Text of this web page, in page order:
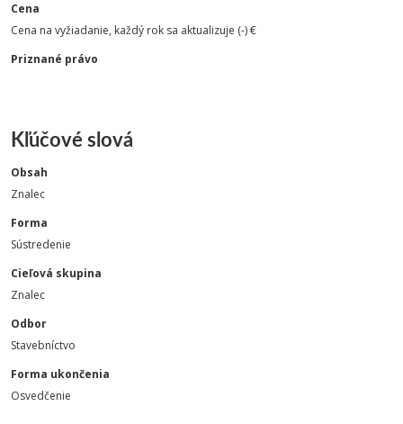
Cena
Cena na vyžiadanie, každý rok sa aktualizuje (-) €
Priznané právo
Kľúčové slová
Obsah
Znalec
Forma
Sústredenie
Cieľová skupina
Znalec
Odbor
Stavebníctvo
Forma ukončenia
Osvedčenie